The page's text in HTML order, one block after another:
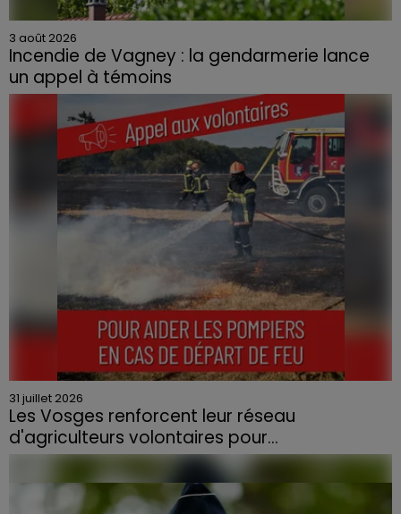
3 août 2026
Incendie de Vagney : la gendarmerie lance
un appel à témoins
Le feu, parti d'une haie avant de se propager au
quartier résidentiel, avait détruit deux habitations et
contraint à l'évacuation d'une centaine de personnes.
31 juillet 2026
Les Vosges renforcent leur réseau
d'agriculteurs volontaires pour...
Face à la sécheresse et aux risques de départs de feu,
la Chambre d'agriculture des Vosges a lancé un appel
aux agriculteurs volontaires pour venir en aide...